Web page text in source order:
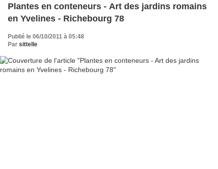
Plantes en conteneurs - Art des jardins romains
en Yvelines - Richebourg 78
Publié le 06/10/2011 à 05:48
Par sittelle